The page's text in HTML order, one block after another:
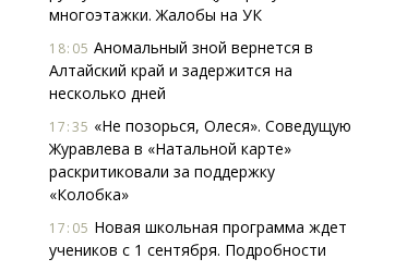
многоэтажки. Жалобы на УК
18:05 Аномальный зной вернется в
Алтайский край и задержится на
несколько дней
17:35 «Не позорься, Олеся». Соведущую
Журавлева в «Натальной карте»
раскритиковали за поддержку
«Колобка»
17:05 Новая школьная программа ждет
учеников с 1 сентября. Подробности